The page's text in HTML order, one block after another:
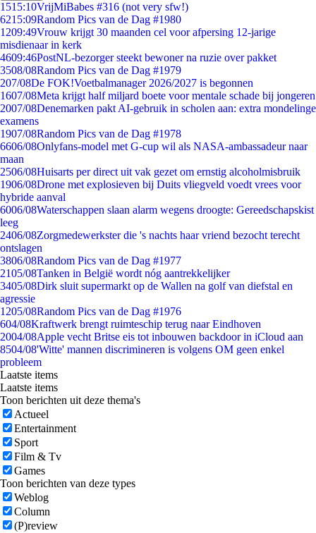
1515:10VrijMiBabes #316 (not very sfw!)
6215:09Random Pics van de Dag #1980
1209:49Vrouw krijgt 30 maanden cel voor afpersing 12-jarige
misdienaar in kerk
4609:46PostNL-bezorger steekt bewoner na ruzie over pakket
3508/08Random Pics van de Dag #1979
207/08De FOK!Voetbalmanager 2026/2027 is begonnen
1607/08Meta krijgt half miljard boete voor mentale schade bij jongeren
2007/08Denemarken pakt AI-gebruik in scholen aan: extra mondelinge
examens
1907/08Random Pics van de Dag #1978
6606/08Onlyfans-model met G-cup wil als NASA-ambassadeur naar
maan
2506/08Huisarts per direct uit vak gezet om ernstig alcoholmisbruik
1906/08Drone met explosieven bij Duits vliegveld voedt vrees voor
hybride aanval
6006/08Waterschappen slaan alarm wegens droogte: Gereedschapskist
leeg
2406/08Zorgmedewerkster die 's nachts haar vriend bezocht terecht
ontslagen
3806/08Random Pics van de Dag #1977
2105/08Tanken in België wordt nóg aantrekkelijker
3405/08Dirk sluit supermarkt op de Wallen na golf van diefstal en
agressie
1205/08Random Pics van de Dag #1976
604/08Kraftwerk brengt ruimteschip terug naar Eindhoven
2004/08Apple vecht Britse eis tot inbouwen backdoor in iCloud aan
8504/08'Witte' mannen discrimineren is volgens OM geen enkel
probleem
Laatste items
Laatste items
Toon berichten uit deze thema's
Actueel
Entertainment
Sport
Film & Tv
Games
Toon berichten van deze types
Weblog
Column
(P)review